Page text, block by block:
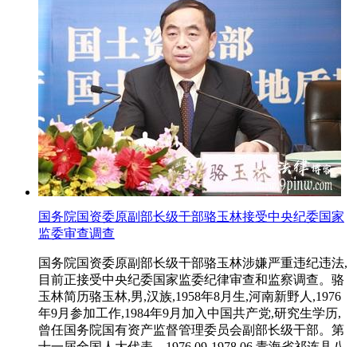
国务院国资委原副部长级干部骆玉林接受中央纪委国家
监委审查调查
国务院国资委原副部长级干部骆玉林涉嫌严重违纪违法,
目前正接受中央纪委国家监委纪律审查和监察调查。骆
玉林简历骆玉林,男,汉族,1958年8月生,河南新野人,1976
年9月参加工作,1984年9月加入中国共产党,研究生学历,
曾任国务院国有资产监督管理委员会副部长级干部。第